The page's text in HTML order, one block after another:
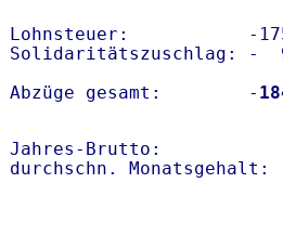
Lohnsteuer:           -
Solidaritätszuschlag: -
Abzüge gesamt:        -
Jahres-